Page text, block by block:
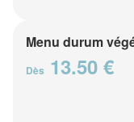
Menu durum
Dès 13.50 €